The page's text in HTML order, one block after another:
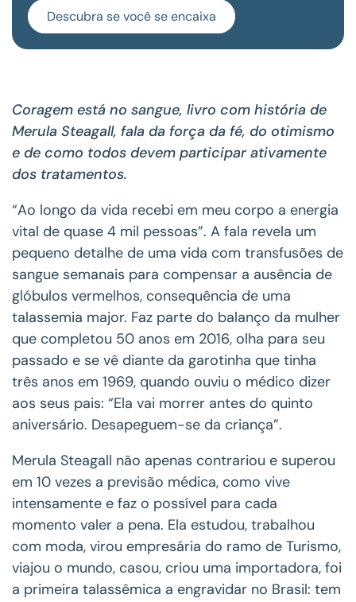
Descubra se você se encaixa
Coragem está no sangue, livro com história de
Merula Steagall, fala da força da fé, do otimismo
e de como todos devem participar ativamente
dos tratamentos.
“Ao longo da vida recebi em meu corpo a energia
vital de quase 4 mil pessoas”. A fala revela um
pequeno detalhe de uma vida com transfusões de
sangue semanais para compensar a ausência de
glóbulos vermelhos, consequência de uma
talassemia major. Faz parte do balanço da mulher
que completou 50 anos em 2016, olha para seu
passado e se vê diante da garotinha que tinha
três anos em 1969, quando ouviu o médico dizer
aos seus pais: “Ela vai morrer antes do quinto
aniversário. Desapeguem-se da criança”.
Merula Steagall não apenas contrariou e superou
em 10 vezes a previsão médica, como vive
intensamente e faz o possível para cada
momento valer a pena. Ela estudou, trabalhou
com moda, virou empresária do ramo de Turismo,
viajou o mundo, casou, criou uma importadora, foi
a primeira talassêmica a engravidar no Brasil: tem